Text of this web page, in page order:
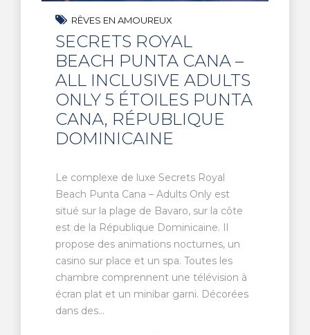
RÊVES EN AMOUREUX
SECRETS ROYAL
BEACH PUNTA CANA –
ALL INCLUSIVE ADULTS
ONLY 5 ÉTOILES PUNTA
CANA, RÉPUBLIQUE
DOMINICAINE
Le complexe de luxe Secrets Royal
Beach Punta Cana – Adults Only est
situé sur la plage de Bavaro, sur la côte
est de la République Dominicaine. Il
propose des animations nocturnes, un
casino sur place et un spa. Toutes les
chambre comprennent une télévision à
écran plat et un minibar garni. Décorées
dans des...